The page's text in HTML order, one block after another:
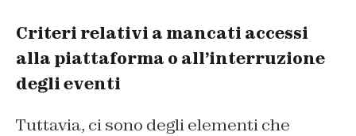
Criteri relativi a mancati accessi
alla piattaforma o all’interruzione
degli eventi
Tuttavia, ci sono degli elementi che